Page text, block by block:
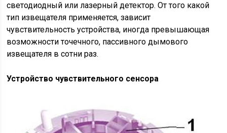
светодиодный или лазерный детектор. От того какой
тип извещателя применяется, зависит
чувствительность устройства, иногда превышающая
возможности точечного, пассивного дымового
извещателя в сотни раз.
Устройство чувствительного сенсора